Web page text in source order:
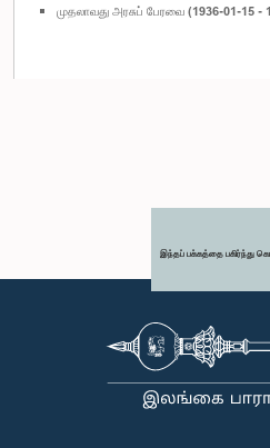
முதலாவது அரசுப் பேரவை (1936-01-15 -
இந்தப் பக்கத்தை பகிர்ந்து